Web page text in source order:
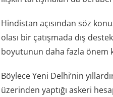
Hindistan açısından söz
olası bir çatışmada dış
boyutunun daha fazla önem
Böylece Yeni Delhi’nin
üzerinden yaptığı askeri